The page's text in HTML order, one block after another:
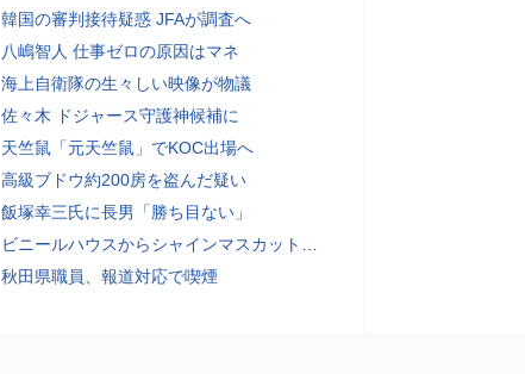
韓国の審判接待疑惑 JFAが調査へ
八嶋智人 仕事ゼロの原因はマネ
海上自衛隊の生々しい映像が物議
佐々木 ドジャース守護神候補に
天竺鼠「元天竺鼠」でKOC出場へ
高級ブドウ約200房を盗んだ疑い
飯塚幸三氏に長男「勝ち目ない」
ビニールハウスからシャインマスカット約200房を盗んだ疑い ネットで販売か 無職の男（42）逮捕 岡山県警
秋田県職員、報道対応で喫煙